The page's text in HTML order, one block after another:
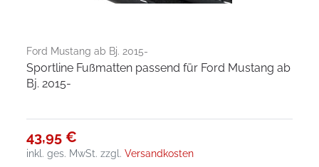
Ford Mustang ab Bj. 2015-
Sportline Fußmatten passend für Ford Mustang ab
Bj. 2015-
43,95 €
inkl. ges. MwSt. zzgl.Versandkosten